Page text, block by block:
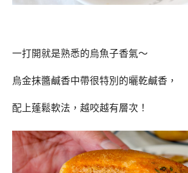
一打開就是熟悉的烏魚子香氣～
烏金抹醬鹹香中帶很特別的曬乾鹹香，
配上蓬鬆軟法，越咬越有層次！